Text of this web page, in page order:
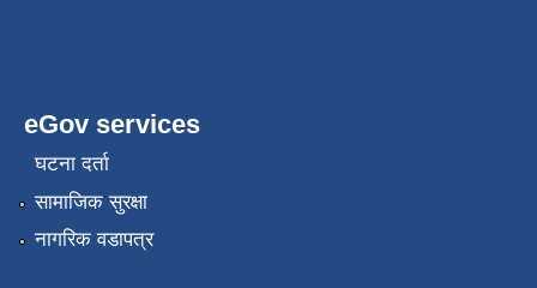
eGov services
घटना दर्ता
सामाजिक सुरक्षा
नागरिक वडापत्र